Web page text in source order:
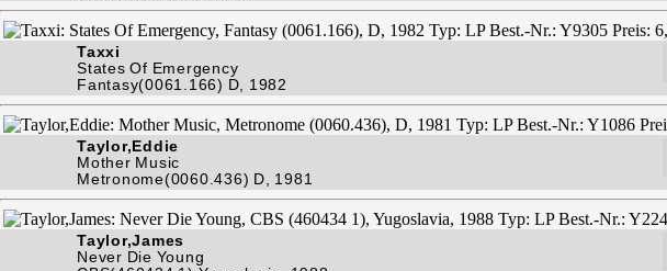
Taxxi
States Of Emergency
Fantasy(0061.166) D, 1982
Taylor,Eddie
Mother Music
Metronome(0060.436) D, 1981
Taylor,James
Never Die Young